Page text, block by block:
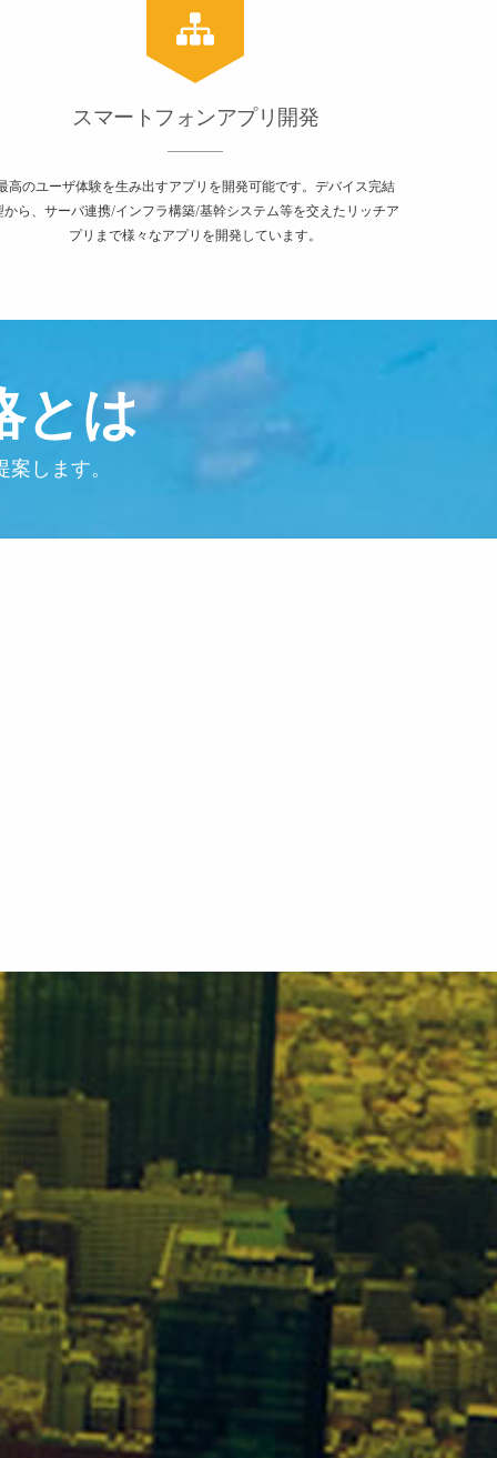
スマートフォンアプリ開発
高のユーザ体験を生み出すアプリを開発可能です。デバイス完結
から、サーバ連携/インフラ構築/基幹システム等を交えたリッチア
プリまで様々なアプリを開発しています。
とは
します。